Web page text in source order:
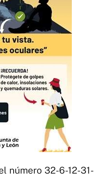
número 32-6-12-31-